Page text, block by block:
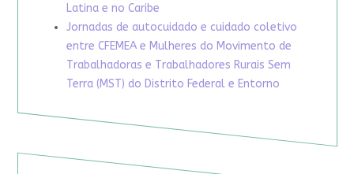
Latina e no Caribe
Jornadas de autocuidado e cuidado coletivo
entre CFEMEA e Mulheres do Movimento de
Trabalhadoras e Trabalhadores Rurais Sem
Terra (MST) do Distrito Federal e Entorno